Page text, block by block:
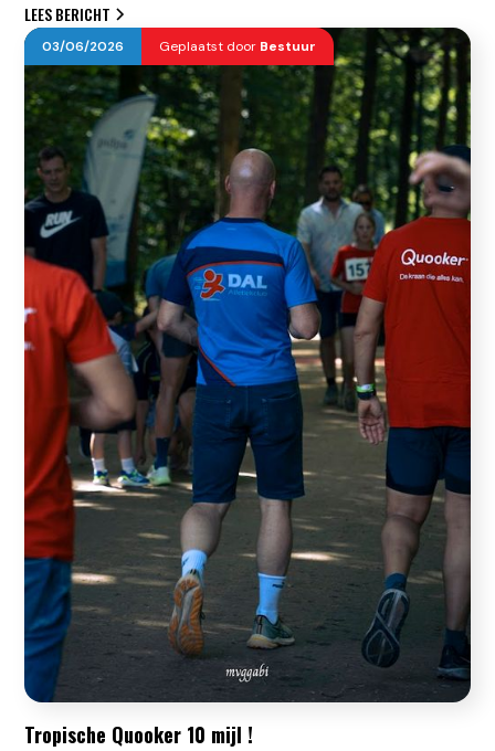
LEES BERICHT
03/06/2026 Geplaatst door Bestuur
Tropische Quooker 10 mijl !